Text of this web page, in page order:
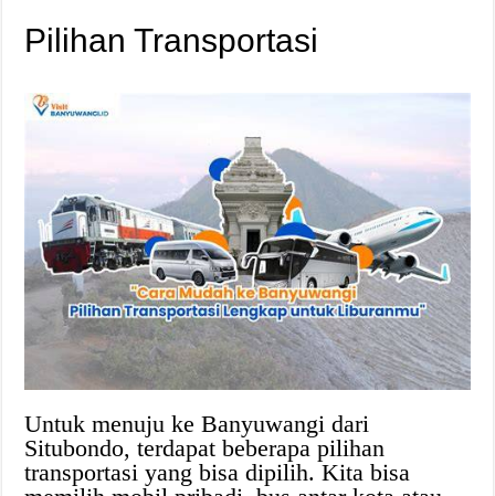
Pilihan Transportasi
Untuk menuju ke Banyuwangi dari
Situbondo, terdapat beberapa pilihan
transportasi yang bisa dipilih. Kita bisa